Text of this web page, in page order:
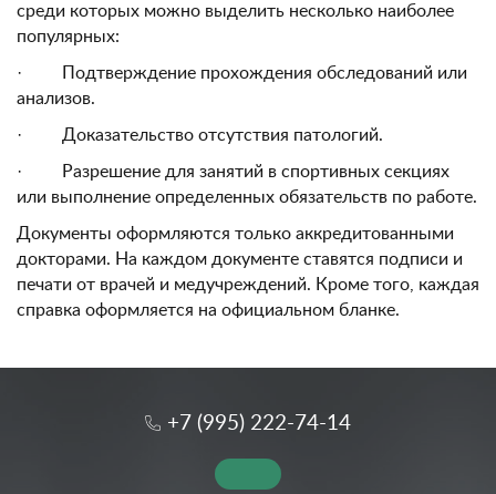
среди которых можно выделить несколько наиболее
популярных:
· Подтверждение прохождения обследований или
анализов.
· Доказательство отсутствия патологий.
· Разрешение для занятий в спортивных секциях
или выполнение определенных обязательств по работе.
Документы оформляются только аккредитованными
докторами. На каждом документе ставятся подписи и
печати от врачей и медучреждений. Кроме того, каждая
справка оформляется на официальном бланке.
+7 (995) 222-74-14